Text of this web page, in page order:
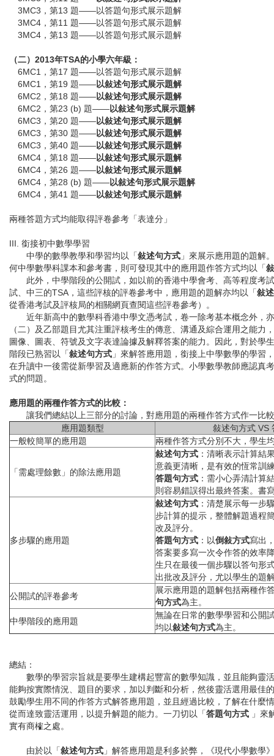
3MC3，第13 題——以答題句形式展示題解
3MC4，第11 題——以答題句形式展示題解
3MC4，第13 題——以答題句形式展示題解
（二）2013年TSA的小學六年級：
6MC1，第17 題——以答題句形式展示題解
6MC1，第19 題——以敍述句形式展示題解
6MC2，第18 題——以敍述句形式展示題解
6MC2，第23 (b) 題——以敍述句形式展示題解
6MC3，第20 題——以敍述句形式展示題解
6MC3，第30 題——以敍述句形式展示題解
6MC3，第40 題——以敍述句形式展示題解
6MC4，第18 題——以敍述句形式展示題解
6MC4，第26 題——以敍述句形式展示題解
6MC4，第28 (b) 題——以敍述句形式展示題解
6MC4，第41 題——以敍述句形式展示題解
兩種答題方式均能取得評卷參考「表達分」
III. 銜接初中數學學習
中學的數學教學和學習均以「敍述句方式 」來展示應用題的題解
何中學數學科課本和參考書，則可發現其中的應用題作答方式均以「
此外，中學階段的公開試，如以前的香港中學會考、高等程度考
試、中三的TSA，這些評核的評卷參考中，應用題的題解亦均以「敍
從香港考試及評核局的相關網頁查閱這些評卷參考）。
近年新高中的數學科香港中學文憑考試，卷一除考基本概念外，
（二）及乙部題目尤其注重評核考生的傳意、溝通及綜合運用之能力
圖像、圖表、符號及文字表達論據及解釋答案的能力。因此，對於學
階段已熟習以「敍述句方式 」來解答應用題，銜接上中學數學的學習
在升讀中一後需從新學習及適應新的作答方式。小學數學教師應認真
式的問題。
應用題的兩種作答方式的比較：
讓我們總結以上三部分的討論，對應用題的兩種作答方式作一比
應用題類型
敍述句方式 VS
一般較簡單的應用題
兩種作答方式分別不大，學生
「需處理餘數」的除法應用題
敍述句方式 ：清晰表示計算結
意義更清晰，是有效的恆常訓
答題句方式 ：需小心弄清計算
則容易錯誤得出最終答案。書
多步驟的應用題
敍述句方式 ：清楚展示每一步
步計算的提示，整體解題過程
改及評分。
答題句方式 ：以倒敍方式寫出
答案要多寫一次令作答的效率
生只在最後一個步驟以答句形
出批改及評分，尤以學生的題
公開試的評卷參考
展示應用題的題解包括兩種作
句方式為主。
中學階段的應用題
無論在日常的數學學習和公開
均以敍述句方式為主。
總結：
數學的學習宗旨就是要學生建構起豐富的數學知識，並且能夠靈
能夠按實際情況、題目的要求，加以判斷和分析，然後靈活選用最佳
鼓勵學生用不同的作答方式解答應用題，並且經過比較，了解在什麼
從而達致靈活運用，以提升解題的能力。一刀切以「答題句方式 」來
實有商榷之處。
由於以「敍述句方式 」解答應用題是利多於弊，《現代小學數學